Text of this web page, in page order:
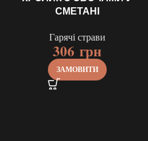
СМЕТАНІ
Гарячі страви
306 грн
ЗАМОВИТИ